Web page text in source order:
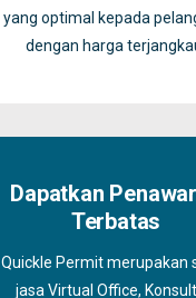
yang optimal kepada
dengan harga
Dapatkan
Terbatas
Quickle Permit merupakan
jasa Virtual Office,